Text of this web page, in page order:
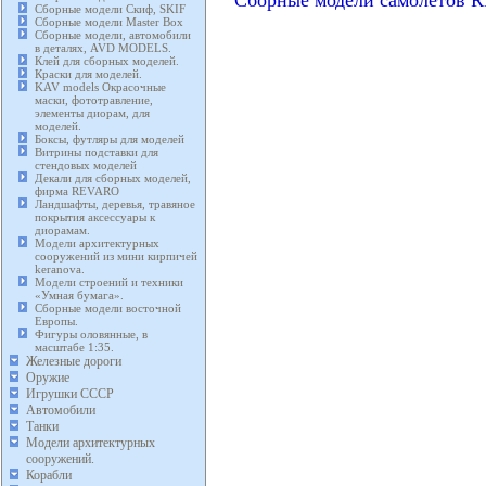
Сборные модели Скиф, SKIF
Сборные модели Master Box
Сборные модели, автомобили
в деталях, AVD MODELS.
Клей для сборных моделей.
Краски для моделей.
KAV models Окрасочные
маски, фототравление,
элементы диорам, для
моделей.
Боксы, футляры для моделей
Витрины подставки для
стендовых моделей
Декали для сборных моделей,
фирма REVARO
Ландшафты, деревья, травяное
покрытия аксессуары к
диорамам.
Модели архитектурных
сооружений из мини кирпичей
keranova.
Модели строений и техники
«Умная бумага».
Сборные модели восточной
Европы.
Фигуры оловянные, в
масштабе 1:35.
Железные дороги
Оружие
Игрушки СССР
Автомобили
Танки
Модели архитектурных
сооружений.
Корабли